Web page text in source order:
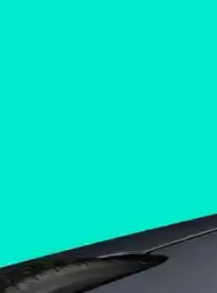
RGB ve
Üzerine
ve çizim alanında
Modeller, Özellikler